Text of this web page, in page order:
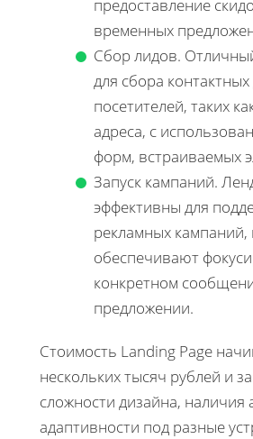
предоставление
временных
Сбор лидов.
для сбора
посетителей, таких
адреса, с
форм, встраиваемых
Запуск кампаний.
эффективны для
рекламных кампаний,
обеспечивают
конкретном
предложении.
Стоимость Landing Page
нескольких тысяч рублей и
сложности дизайна, наличия
адаптивности под разные